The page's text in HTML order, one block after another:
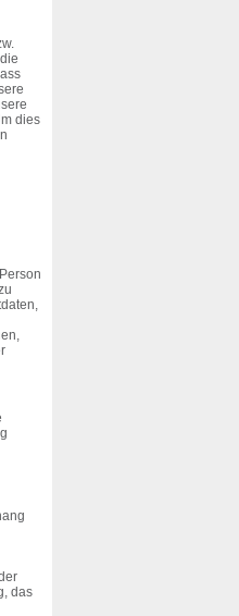
dies
das